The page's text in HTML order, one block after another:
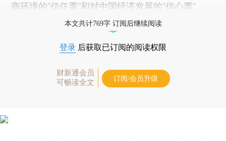
商环境的“信任票”和对中国经济发展的“信心票”。
本文共计769字 订阅后继续阅读
登录 后获取已订阅的阅读权限
财新通会员
可畅读全文
订阅/会员升级